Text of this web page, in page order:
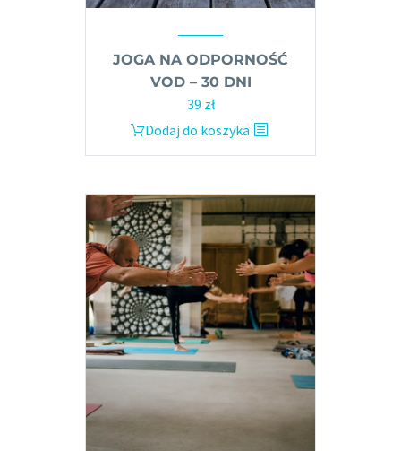
JOGA NA ODPORNOŚĆ
VOD – 30 DNI
39 zł
Dodaj do koszyka